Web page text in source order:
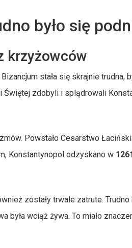
było się
krzyżowców
stała się skrajnie trudna,
zdobyli i splądrowali
Powstało Cesarstwo
Konstantynopol odzyskano w
zostały trwale zatrute. Trudno
była wciąż żywa. To miało